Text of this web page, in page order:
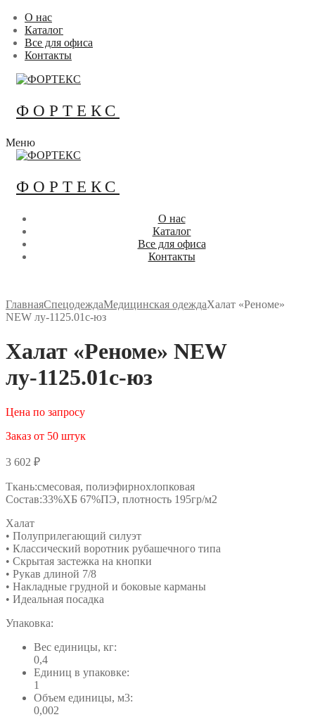
Перейти
содержимому
Меню
Закрыть
О нас
Каталог
Все для офиса
Контакты
ФОРТЕКС
Меню
ФОРТЕКС
О нас
Каталог
Все для офиса
Контакты
ГлавнаяСпецодеждаМедицинская одеждаХалат «Реноме»
NEW лу-1125.01с-юз
Халат «Реноме» NEW
лу-1125.01с-юз
Цена по запросу
Заказ от 50 штук
3 602 ₽
Ткань:смесовая, полиэфирнохлопковая
Состав:33%ХБ 67%ПЭ, плотность 195гр/м2
Халат
• Полуприлегающий силуэт
• Классический воротник рубашечного типа
• Скрытая застежка на кнопки
• Рукав длиной 7/8
• Накладные грудной и боковые карманы
• Идеальная посадка
Упаковка:
Вес единицы, кг:
0,4
Единиц в упаковке:
1
Объем единицы, м3:
0,002